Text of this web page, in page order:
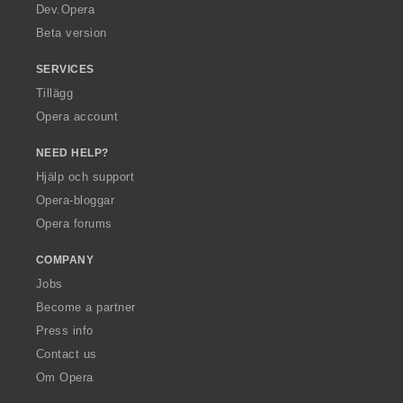
a
Dev.Opera
Beta version
SERVICES
Tillägg
Opera account
NEED HELP?
Hjälp och support
Opera-bloggar
Opera forums
COMPANY
Jobs
Become a partner
Press info
Contact us
Om Opera